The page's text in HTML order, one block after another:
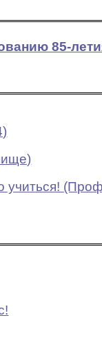
85-
учиться!